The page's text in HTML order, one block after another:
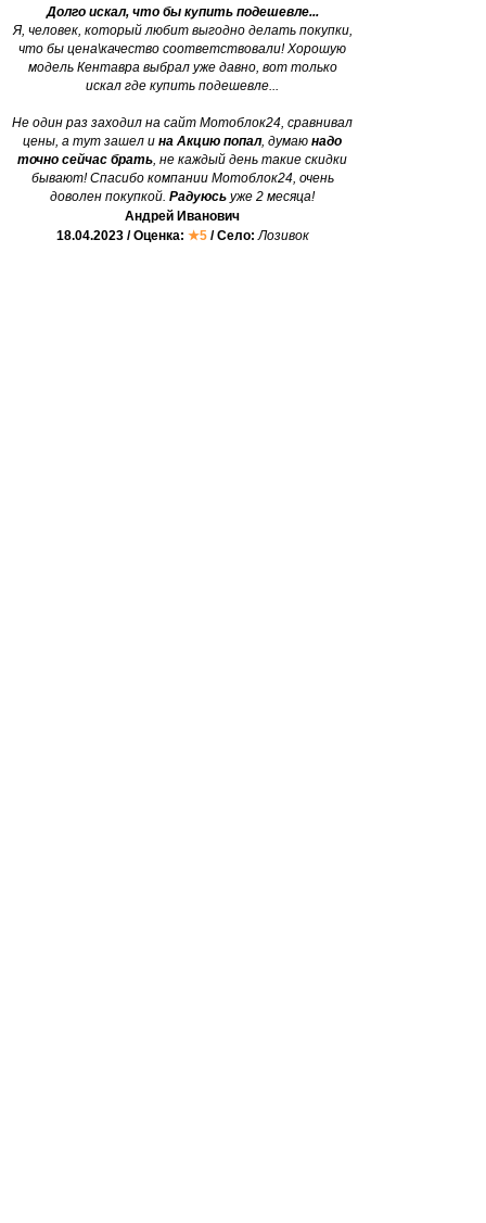
Долго искал, что бы купить подешевле...
Я, человек, который любит выгодно делать покупки,
что бы цена\качество соответствовали! Хорошую
модель Кентавра выбрал уже давно, вот только
искал где купить подешевле...
Не один раз заходил на сайт Мотоблок24, сравнивал
цены, а тут зашел и на Акцию попал, думаю надо
точно сейчас брать, не каждый день такие скидки
бывают! Спасибо компании Мотоблок24, очень
доволен покупкой. Радуюсь уже 2 месяца!
Андрей Иванович
18.04.2023 / Оценка: ★5 / Село: Лозивок